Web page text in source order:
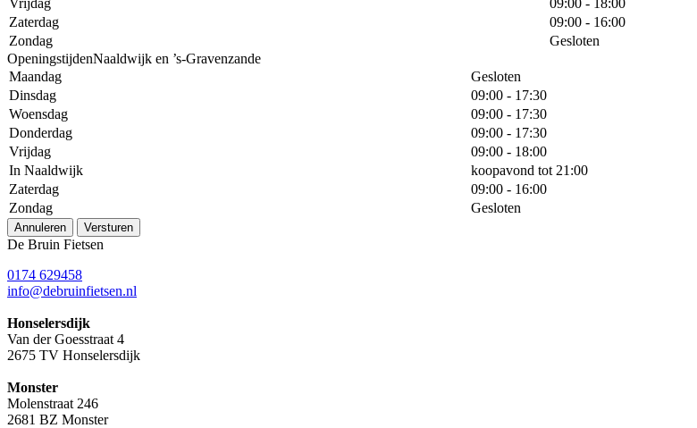
Zaterdag
09:00 - 16:00
Zondag
Gesloten
OpeningstijdenNaaldwijk en ’s-Gravenzande
Maandag
Gesloten
Dinsdag
09:00 - 17:30
Woensdag
09:00 - 17:30
Donderdag
09:00 - 17:30
Vrijdag
09:00 - 18:00
In Naaldwijk
koopavond tot 21:00
Zaterdag
09:00 - 16:00
Zondag
Gesloten
Annuleren Versturen
De Bruin Fietsen
0174 629458
info@debruinfietsen.nl
Honselersdijk
Van der Goesstraat 4
2675 TV Honselersdijk
Monster
Molenstraat 246
2681 BZ Monster